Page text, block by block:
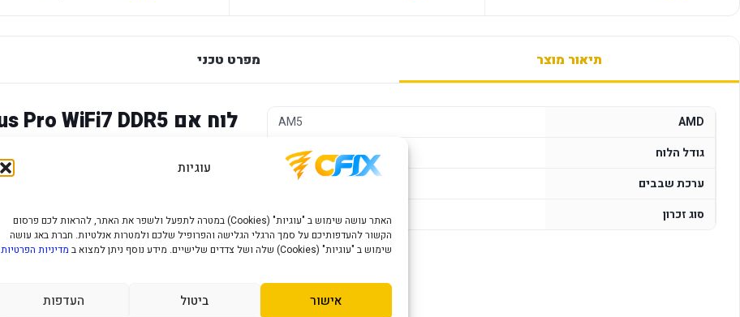
עוגיות
האתר עושה שימוש ב "עוגיות" (Cookies) במטרה לתפעל ולשפר את האתר, להראות לכם פרסום
הקשור להעדפותיכם על סמך הרגלי הגלישה והפרופיל שלכם ולמטרות אנלטיות. חברת באג עושה
שימוש ב "עוגיות" (Cookies) שלה ושל צדדים שלישיים. מידע נוסף ניתן למצוא ב
מדיניות הפרטיות
אישור ביטול העדפות
תיאור מוצר מפרט טכני
AMD
AM5
גודל הלוח
ATX
ערכת שבבים
X870
סוג זכרון
DDR5
לוח אם Gigabyte X870E Aorus Pro WiFi7 DDR5
יתרונות מרכזיים
תמיכה בזיכרון DDR5.